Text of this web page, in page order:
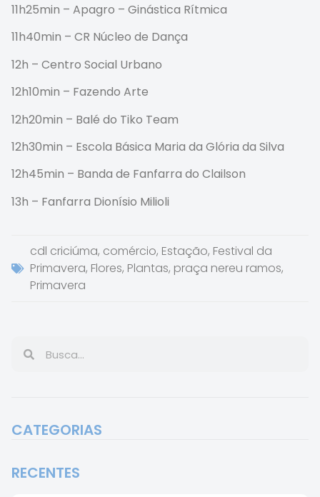
11h25min – Apagro – Ginástica Rítmica
11h40min – CR Núcleo de Dança
12h – Centro Social Urbano
12h10min – Fazendo Arte
12h20min – Balé do Tiko Team
12h30min – Escola Básica Maria da Glória da Silva
12h45min – Banda de Fanfarra do Clailson
13h – Fanfarra Dionísio Milioli
cdl criciúma, comércio, Estação, Festival da
Primavera, Flores, Plantas, praça nereu ramos,
Primavera
CATEGORIAS
RECENTES